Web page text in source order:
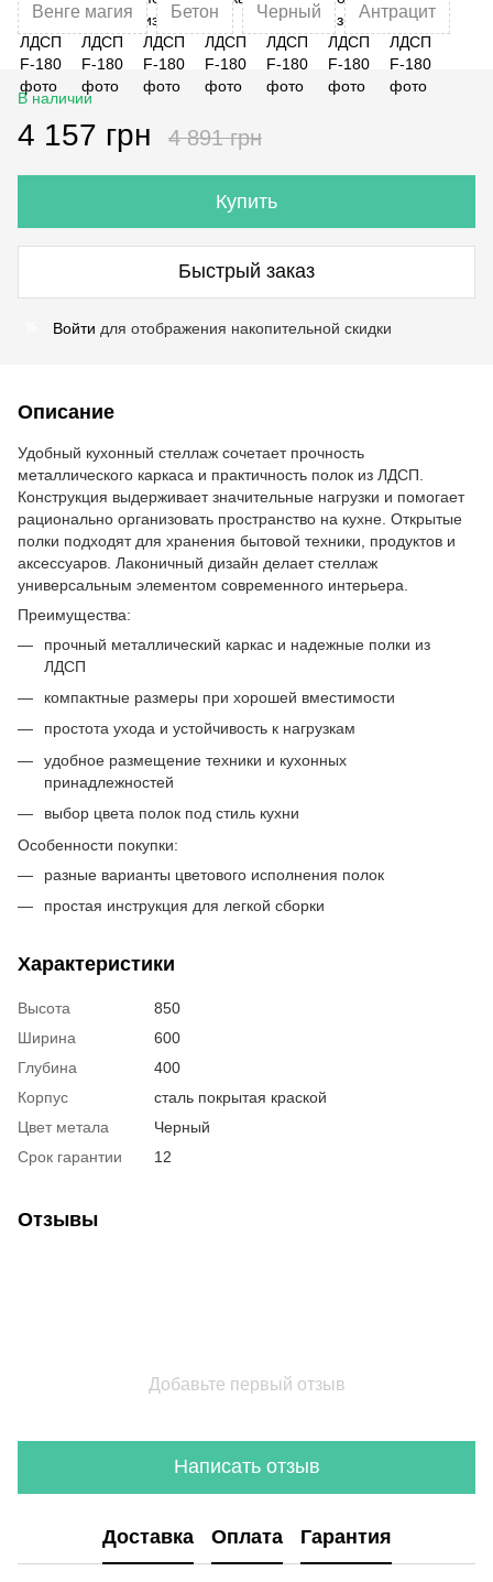
Венге магия Бетон Черный Антрацит
В наличии
4 157 грн 4 891 грн
Купить
Быстрый заказ
Войти для отображения накопительной скидки
Описание
Удобный кухонный стеллаж сочетает прочность
металлического каркаса и практичность полок из ЛДСП.
Конструкция выдерживает значительные нагрузки и помогает
рационально организовать пространство на кухне. Открытые
полки подходят для хранения бытовой техники, продуктов и
аксессуаров. Лаконичный дизайн делает стеллаж
универсальным элементом современного интерьера.
Преимущества:
прочный металлический каркас и надежные полки из
ЛДСП
компактные размеры при хорошей вместимости
простота ухода и устойчивость к нагрузкам
удобное размещение техники и кухонных
принадлежностей
выбор цвета полок под стиль кухни
Особенности покупки:
разные варианты цветового исполнения полок
простая инструкция для легкой сборки
Характеристики
Высота
850
Ширина
600
Глубина
400
Корпус
сталь покрытая краской
Цвет метала
Черный
Срок гарантии
12
Отзывы
Добавьте первый отзыв
Написать отзыв
Доставка Оплата Гарантия